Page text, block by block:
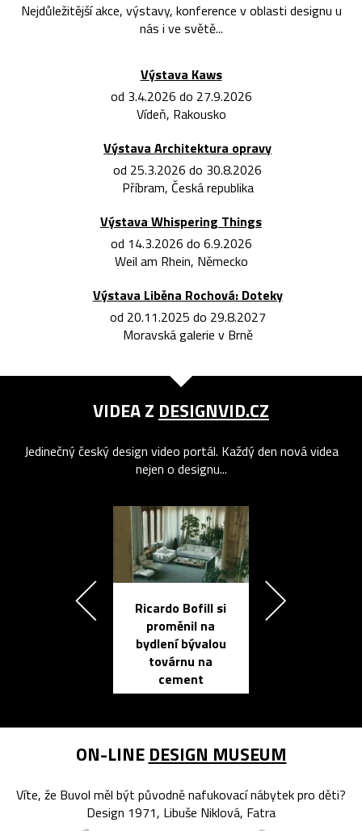
Nejdůležitější akce, výstavy, konference v oblasti designu u
nás i ve světě...
Výstava Kaws
od 3.4.2026 do 27.9.2026
Vídeň, Rakousko
Výstava Architektura opravy
od 25.3.2026 do 30.8.2026
Příbram, Česká republika
Výstava Whispering Things
od 14.3.2026 do 6.9.2026
Weil am Rhein, Německo
Výstava Liběna Rochová: Doteky
od 20.11.2025 do 29.8.2027
Moravská galerie v Brně
VIDEA Z DESIGNVID.CZ
Jedinečný český design video portál. Každý den nová videa
nejen o designu...
Ricardo Bofill si
proměnil na
bydlení bývalou
továrnu na
cement
ON-LINE DESIGN MUSEUM
Víte, že Buvol měl být původně nafukovací nábytek pro děti?
Design 1971, Libuše Niklová, Fatra